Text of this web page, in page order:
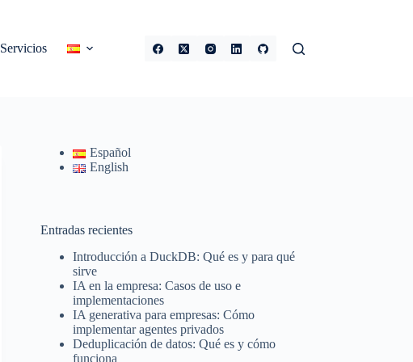
Servicios
Español
English
Entradas recientes
Introducción a DuckDB: Qué es y para qué
sirve
IA en la empresa: Casos de uso e
implementaciones
IA generativa para empresas: Cómo
implementar agentes privados
Deduplicación de datos: Qué es y cómo
funciona